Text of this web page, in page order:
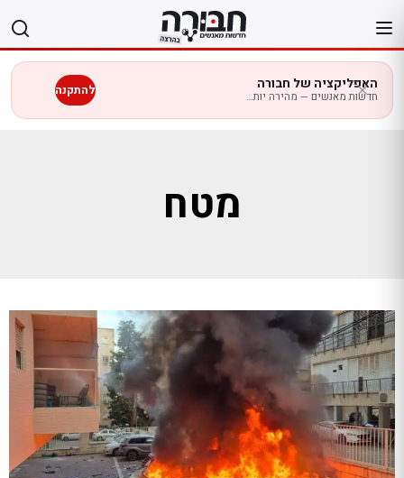
לתוכן
האפליקציה של חבורה
חדשות מאנשים — מהירה יותר בנייד להתקנה
מטח